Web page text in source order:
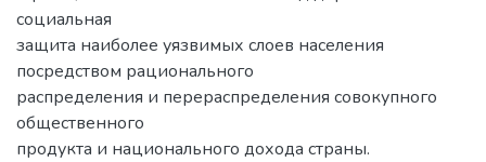
социальная
защита наиболее уязвимых слоев населения
посредством рационального
распределения и перераспределения совокупного
общественного
продукта и национального дохода страны.